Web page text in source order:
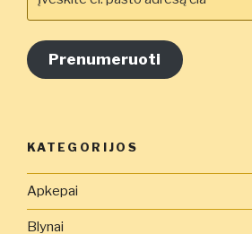
el.
adresą
čia
Prenumeruoti
KATEGORIJOS
Apkepai
Blynai